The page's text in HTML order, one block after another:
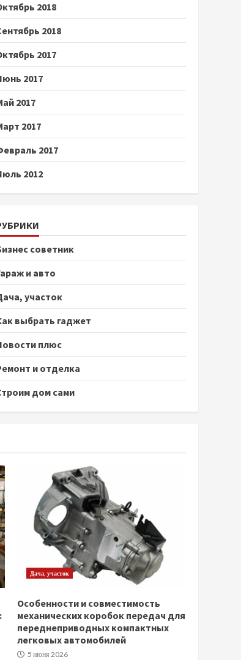
2018
2018
2017
2017
2017
2017
2017
2012
советник
и авто
участок
выбрать гаджет
плюс
и отделка
дом сами
Дача, участок
Особенности и совместимость
механических коробок передач для
переднеприводных компактных
легковых автомобилей
5 июня 2026